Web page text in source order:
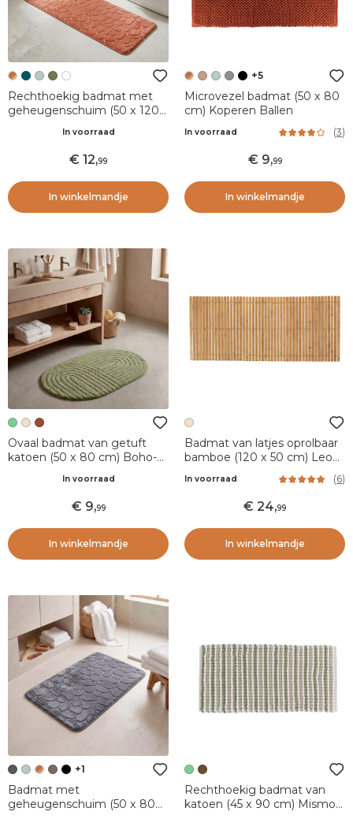
Rechthoekig badmat met
geheugenschuim (50 x 120
In voorraad
12,99
In winkelmandje
+5
Microvezel badmat (50 x 80
cm) Koperen Ballen
In voorraad (3)
9,99
In winkelmandje
Ovaal badmat van getuft
katoen (50 x 80 cm) Boho-
In voorraad
9,99
In winkelmandje
Badmat van latjes oprolbaar
bamboe (120 x 50 cm) Leo
In voorraad (6)
24,99
In winkelmandje
+1
Badmat met
geheugenschuim (50 x 80
Rechthoekig badmat van
katoen (45 x 90 cm) Mismo